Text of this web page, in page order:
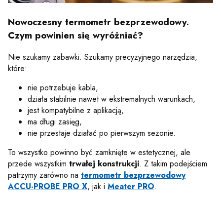
Nowoczesny termometr bezprzewodowy.
Czym powinien się wyróżniać?
Nie szukamy zabawki. Szukamy precyzyjnego narzędzia,
które:
nie potrzebuje kabla,
działa stabilnie nawet w ekstremalnych warunkach,
jest kompatybilne z aplikacją,
ma długi zasięg,
nie przestaje działać po pierwszym sezonie.
To wszystko powinno być zamknięte w estetycznej, ale
przede wszystkim trwałej konstrukcji. Z takim podejściem
patrzymy zarówno na termometr bezprzewodowy
ACCU-PROBE PRO X, jak i Meater PRO.